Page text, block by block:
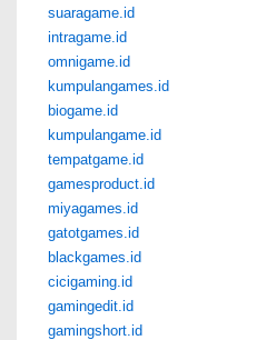
suaragame.id
intragame.id
omnigame.id
kumpulangames.id
biogame.id
kumpulangame.id
tempatgame.id
gamesproduct.id
miyagames.id
gatotgames.id
blackgames.id
cicigaming.id
gamingedit.id
gamingshort.id